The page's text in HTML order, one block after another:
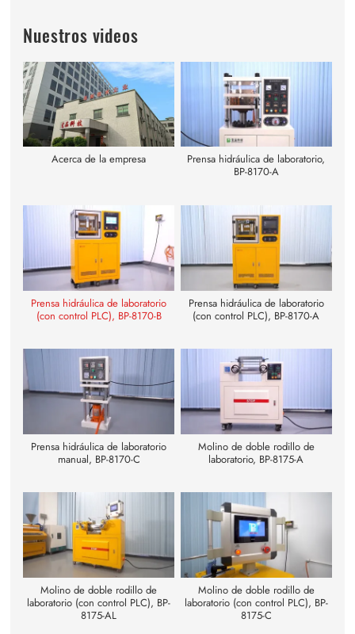
Nuestros videos
Acerca de la empresa
Prensa hidráulica de laboratorio,
BP-8170-A
Prensa hidráulica de laboratorio
(con control PLC), BP-8170-B
Prensa hidráulica de laboratorio
(con control PLC), BP-8170-A
Prensa hidráulica de laboratorio
manual, BP-8170-C
Molino de doble rodillo de
laboratorio, BP-8175-A
Molino de doble rodillo de
laboratorio (con control PLC), BP-
8175-AL
Molino de doble rodillo de
laboratorio (con control PLC), BP-
8175-C